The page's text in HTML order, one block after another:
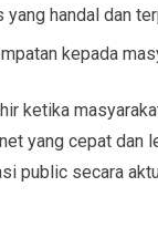
yang handal dan
kepada
ketika
yang cepat dan
public secara